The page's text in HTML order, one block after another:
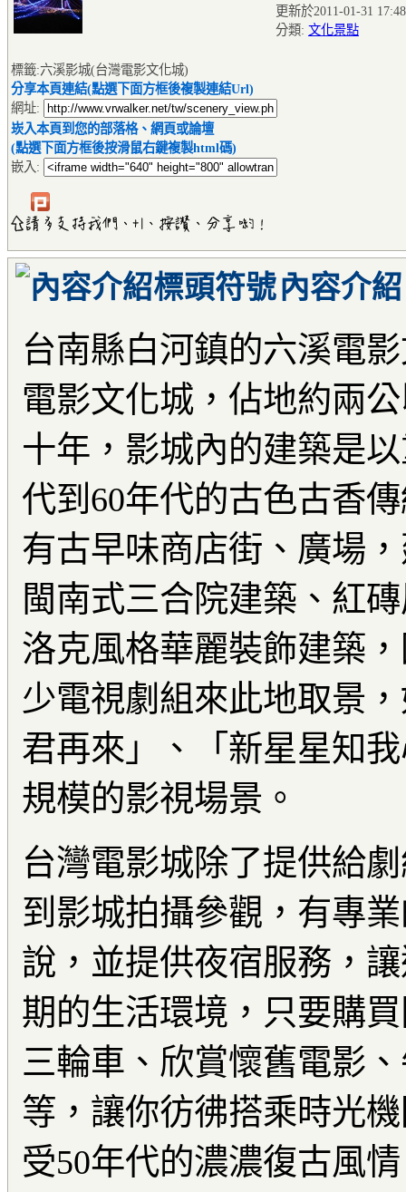
更新於2011-01-31
分類: 文化景點
標籤:六溪影城(台灣電影文化城)
分享本頁連結(點選下面方框後複製連結Url)
網址:
崁入本頁到您的部落格、網頁或論壇
(點選下面方框後按滑鼠右鍵複製html碼)
嵌入:
內容介紹
台南縣白河鎮的六溪電
電影文化城，佔地約兩
十年，影城內的建築是
代到60年代的古色古香
有古早味商店街、廣場
閩南式三合院建築、紅
洛克風格華麗裝飾建築
少電視劇組來此地取景
君再來」、「新星星知
規模的影視場景。
台灣電影城除了提供給
到影城拍攝參觀，有專
說，並提供夜宿服務，
期的生活環境，只要購
三輪車、欣賞懷舊電影
等，讓你彷彿搭乘時光
受50年代的濃濃復古風